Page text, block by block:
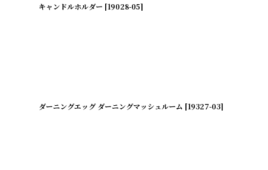
キャンドルホルダー [19028-05]
ダーニングエッグ ダーニングマッシュルーム [19327-03]